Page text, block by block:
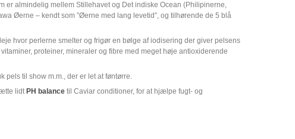
er almindelig mellem Stillehavet og Det indiske Ocean (Philipinerne,
Øerne – kendt som ”Øerne med lang levetid”, og tilhørende de 5 blå
hvor perlerne smelter og frigør en bølge af iodisering der giver pelsens
proteiner, mineraler og fibre med meget høje antioxiderende
pels til show m.m., der er let at føntørre.
lidtPH balancetil Caviar conditioner, for at hjælpe fugt- og